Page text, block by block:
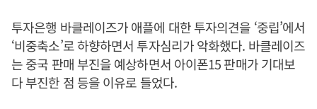
투자은행 바클레이즈가 애플에 대한 투자의견을 ‘중립’에서
‘비중축소’로 하향하면서 투자심리가 악화했다. 바클레이즈
는 중국 판매 부진을 예상하면서 아이폰15 판매가 기대보
다 부진한 점 등을 이유로 들었다.